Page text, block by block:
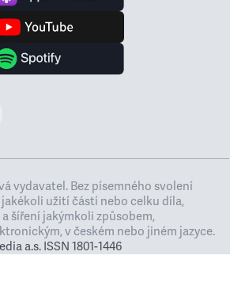
vydavatel. Bez písemného svolení
užití částí nebo celku díla,
šíření jakýmkoli způsobem,
v českém nebo jiném jazyce.
a.s. ISSN 1801-1446